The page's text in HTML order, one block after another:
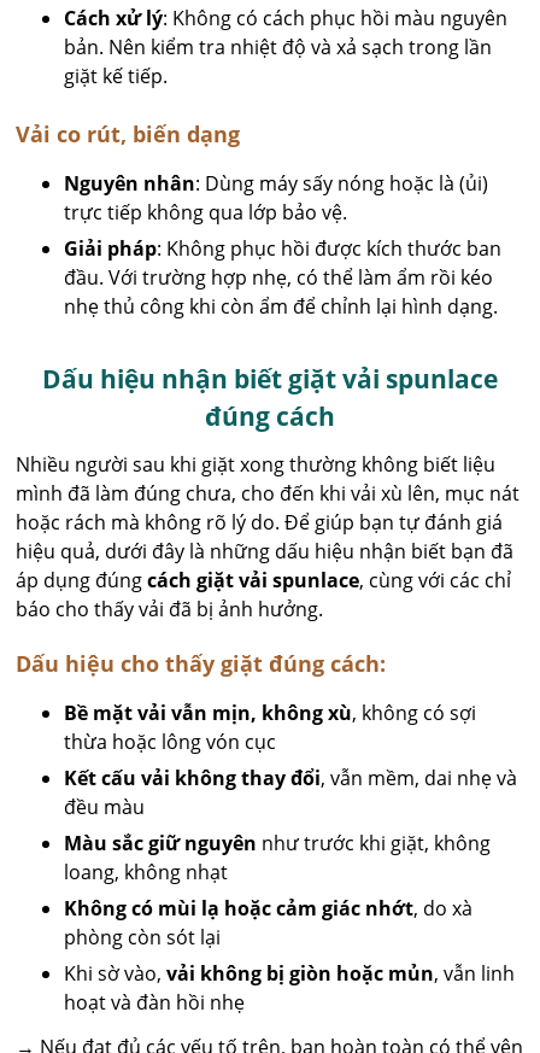
Cách xử lý: Không có cách phục hồi màu nguyên
bản. Nên kiểm tra nhiệt độ và xả sạch trong lần
giặt kế tiếp.
Vải co rút, biến dạng
Nguyên nhân: Dùng máy sấy nóng hoặc là (ủi)
trực tiếp không qua lớp bảo vệ.
Giải pháp: Không phục hồi được kích thước ban
đầu. Với trường hợp nhẹ, có thể làm ẩm rồi kéo
nhẹ thủ công khi còn ẩm để chỉnh lại hình dạng.
Dấu hiệu nhận biết giặt vải spunlace
đúng cách
Nhiều người sau khi giặt xong thường không biết liệu
mình đã làm đúng chưa, cho đến khi vải xù lên, mục nát
hoặc rách mà không rõ lý do. Để giúp bạn tự đánh giá
hiệu quả, dưới đây là những dấu hiệu nhận biết bạn đã
áp dụng đúngcách giặt vải spunlace, cùng với các chỉ
báo cho thấy vải đã bị ảnh hưởng.
Dấu hiệu cho thấy giặt đúng cách:
Bề mặt vải vẫn mịn, không xù, không có sợi
thừa hoặc lông vón cục
Kết cấu vải không thay đổi, vẫn mềm, dai nhẹ và
đều màu
Màu sắc giữ nguyên như trước khi giặt, không
loang, không nhạt
Không có mùi lạ hoặc cảm giác nhớt, do xà
phòng còn sót lại
Khi sờ vào,vải không bị giòn hoặc mủn, vẫn linh
hoạt và đàn hồi nhẹ
→ Nếu đạt đủ các yếu tố trên, bạn hoàn toàn có thể yên